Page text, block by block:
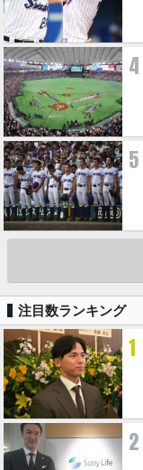
4
5
注目数ランキング
1
2